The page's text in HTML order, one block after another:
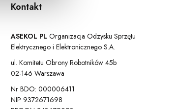
Kontakt
ASEKOL PL Organizacja Odzysku Sprzętu
Elektrycznego i Elektronicznego S.A.
ul. Komitetu Obrony Robotników 45b
02-146 Warszawa
Nr BDO: 000006411
NIP 9372671698